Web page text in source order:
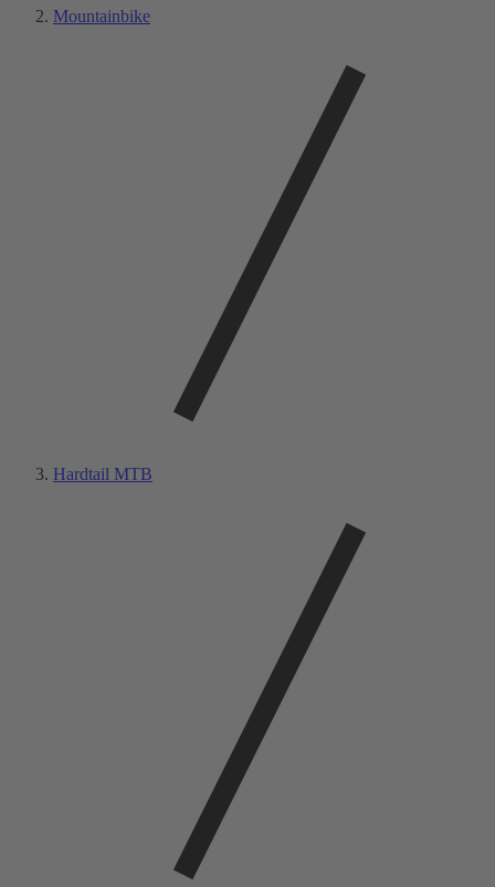
Mountainbike
Hardtail MTB